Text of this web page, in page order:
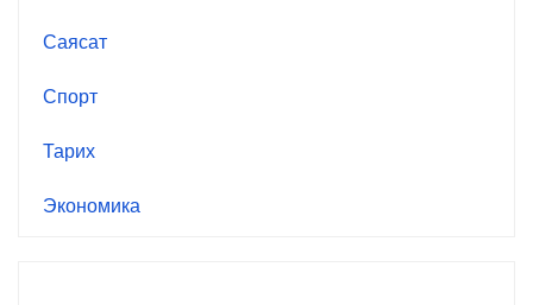
Саясат
Спорт
Тарих
Экономика